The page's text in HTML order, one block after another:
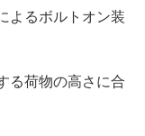
よるボルトオン装
る荷物の高さに合